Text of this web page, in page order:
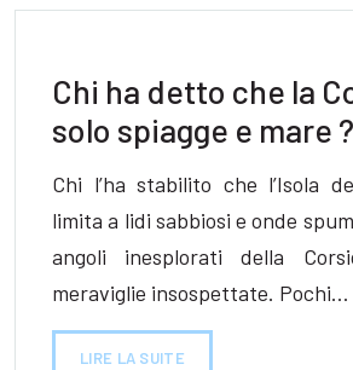
Chi ha detto che la
solo spiagge e mare ?
Chi l’ha stabilito che l’Isola
limita a lidi sabbiosi e onde
angoli inesplorati della
meraviglie insospettate. Pochi…
LIRE LA SUITE